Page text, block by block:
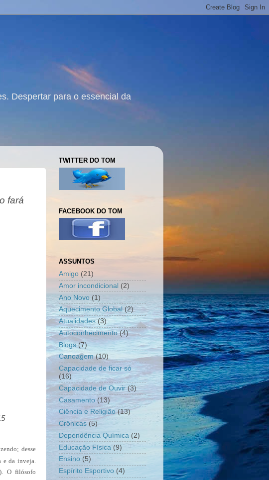
Despertar para o essencial da
fará
desse
e da inveja.
O filósofo
TWITTER DO TOM
FACEBOOK DO TOM
ASSUNTOS
Amigo (21)
Amor incondicional (2)
Ano Novo (1)
Aquecimento Global (2)
Atualidades (3)
Autoconhecimento (4)
Blogs (7)
Canoagem (10)
Capacidade de ficar só
(16)
Capacidade de Ouvir (3)
Casamento (13)
Ciência e Religião (13)
Crônicas (5)
Dependência Química (2)
Educação Física (9)
Ensino (5)
Espírito Esportivo (4)